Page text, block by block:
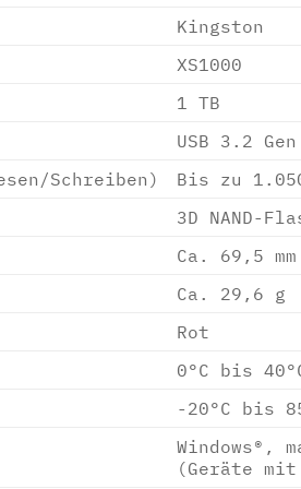
Kingston
XS1000
1 TB
USB 3.2
Schreiben)
Bis zu
3D NAND-
Ca. 69,5
Ca. 29,6 g
Rot
0°C bis
-20°C bis
Windows®,
(Geräte